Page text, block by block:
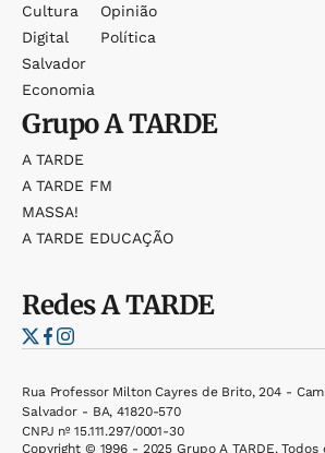
Cultura
Digital
Salvador
Economia
Opinião
Política
GrupoA TARDE
A TARDE
A TARDE FM
MASSA!
A TARDE EDUCAÇÃO
RedesA TARDE
Rua Professor Milton Cayres de Brito, 204 -
Salvador - BA, 41820-570
CNPJ nº 15.111.297/0001-30
Copyright © 1996 - 2025 Grupo A TARDE.